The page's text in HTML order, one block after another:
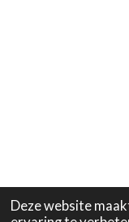
Deze website